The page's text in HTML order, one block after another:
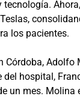
tecnología.
los pacientes.
Córdoba,
del hospital,
un mes.